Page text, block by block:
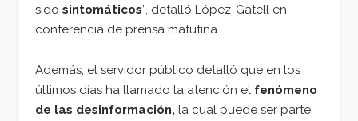
sido sintomáticos”, detalló López-Gatell en
conferencia de prensa matutina.
Además, el servidor público detalló que en los
últimos días ha llamado la atención el fenómeno
de las desinformación, la cual puede ser parte